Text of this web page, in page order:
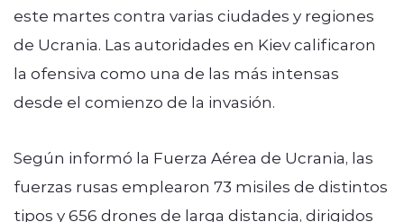
este martes contra varias ciudades y regiones
de Ucrania. Las autoridades en Kiev calificaron
la ofensiva como una de las más intensas
desde el comienzo de la invasión.
Según informó la Fuerza Aérea de Ucrania, las
fuerzas rusas emplearon 73 misiles de distintos
tipos y 656 drones de larga distancia, dirigidos